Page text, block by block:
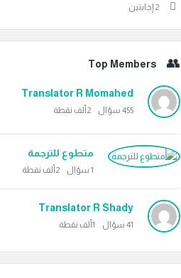
‫2 إجابتين
Top Members
Translator R Momahed
455 سؤال 2ألف نقطة
متطوع للترجمة
1 سؤال 2ألف نقطة
Translator R Shady
41 سؤال 1ألف نقطة